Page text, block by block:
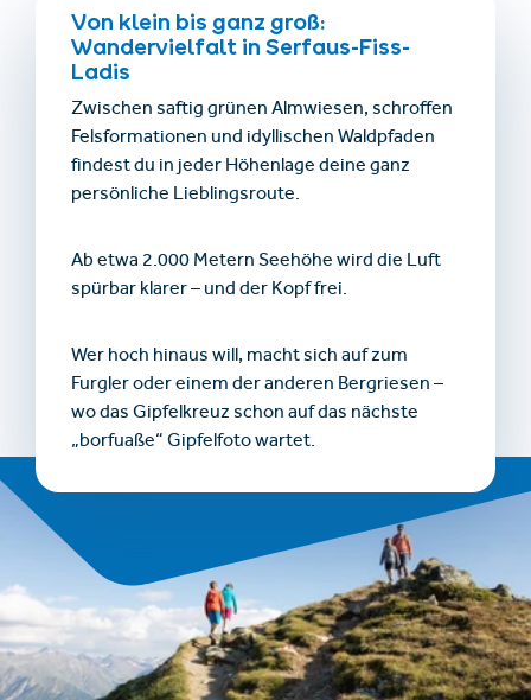
Von klein bis ganz groß:
Wandervielfalt in Serfaus-Fiss-
Ladis
Zwischen saftig grünen Almwiesen, schroffen
Felsformationen und idyllischen Waldpfaden
findest du in jeder Höhenlage deine ganz
persönliche Lieblingsroute.
Ab etwa 2.000 Metern Seehöhe wird die Luft
spürbar klarer – und der Kopf frei.
Wer hoch hinaus will, macht sich auf zum
Furgler oder einem der anderen Bergriesen –
wo das Gipfelkreuz schon auf das nächste
„borfuaße“ Gipfelfoto wartet.